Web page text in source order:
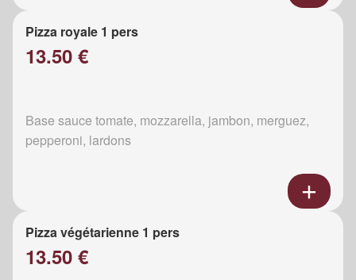
Pizza royale 1 pers
13.50 €
Base sauce tomate, mozzarella, jambon, merguez,
pepperoni, lardons
Pizza végétarienne 1 pers
13.50 €